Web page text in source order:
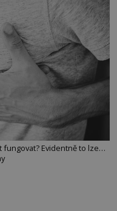
fungovat? Evidentně to lze…